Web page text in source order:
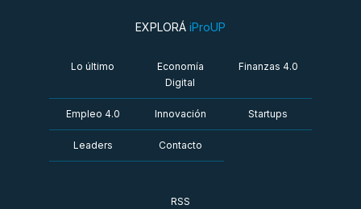
EXPLORÁ iProUP
Lo último
Economía
Digital
Finanzas 4.0
Empleo 4.0 Innovación Startups
Leaders Contacto
RSS